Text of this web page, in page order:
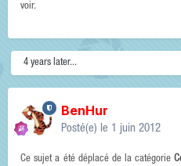
voir.
4 years later...
BenHur
Posté(e) le 1 juin 2012
Ce sujet a été déplacé de la catégorie